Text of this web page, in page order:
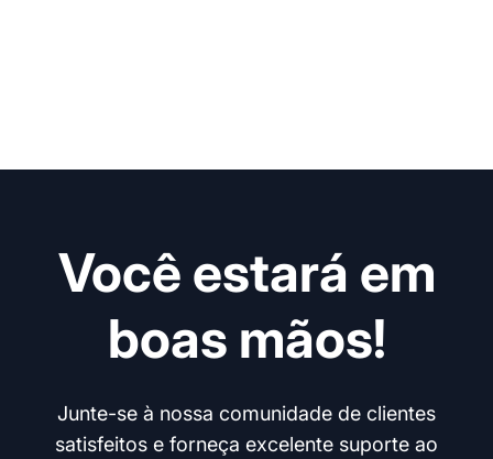
Você estará em
boas mãos!
Junte-se à nossa comunidade de clientes
satisfeitos e forneça excelente suporte ao